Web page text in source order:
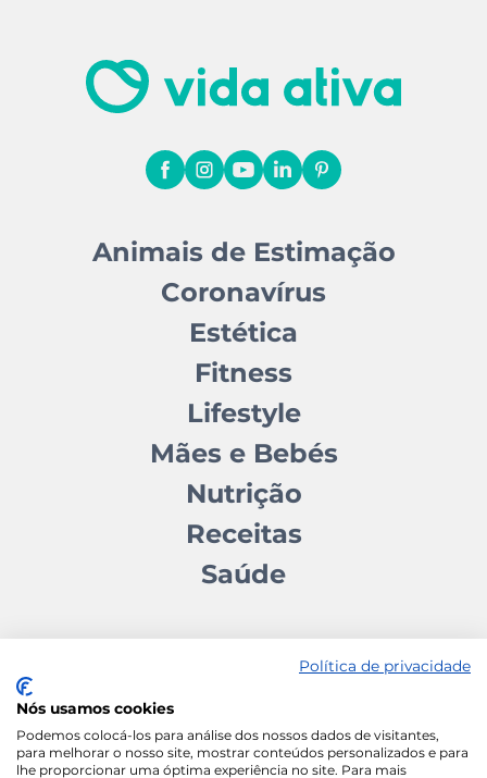
Animais de Estimação
Coronavírus
Estética
Fitness
Lifestyle
Mães e Bebés
Nutrição
Receitas
Saúde
Contactos Quem somos Autores
Estatuto Editorial
Ficha Técnica
Manifesto
Política de privacidade
Nós usamos cookies
Podemos colocá-los para análise dos nossos dados de visitantes,
para melhorar o nosso site, mostrar conteúdos personalizados e para
lhe proporcionar uma óptima experiência no site. Para mais